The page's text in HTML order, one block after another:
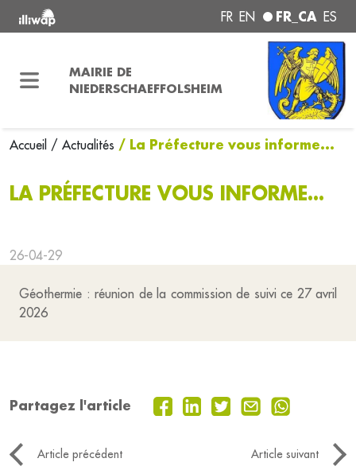
FR EN FR_CA ES
MAIRIE DE
NIEDERSCHAEFFOLSHEIM
Accueil / Actualités / La Préfecture vous informe...
LA PRÉFECTURE VOUS INFORME...
26-04-29
Géothermie : réunion de la commission de suivi ce 27 avril
2026
Partagez l'article
Article précédent
Article suivant